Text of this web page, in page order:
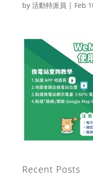
by 活動特派員 | Feb
Recent Posts